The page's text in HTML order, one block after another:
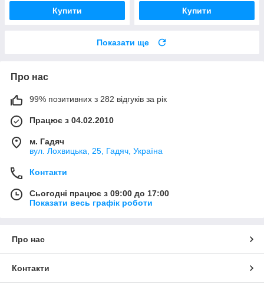
Купити Купити
Показати ще
Про нас
99% позитивних з 282 відгуків за рік
Працює з 04.02.2010
м. Гадяч
вул. Лохвицька, 25, Гадяч, Україна
Контакти
Сьогодні працює з 09:00 до 17:00
Показати весь графік роботи
Про нас
Контакти